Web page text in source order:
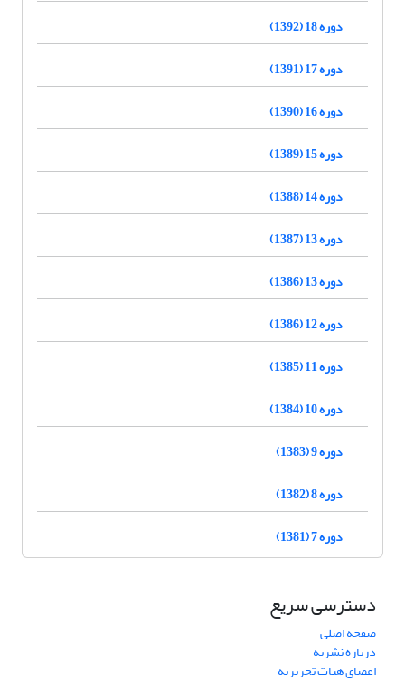
دوره 18 (1392)
دوره 17 (1391)
دوره 16 (1390)
دوره 15 (1389)
دوره 14 (1388)
دوره 13 (1387)
دوره 13 (1386)
دوره 12 (1386)
دوره 11 (1385)
دوره 10 (1384)
دوره 9 (1383)
دوره 8 (1382)
دوره 7 (1381)
دسترسی سریع
صفحه اصلی
درباره نشریه
اعضای هیات تحریریه